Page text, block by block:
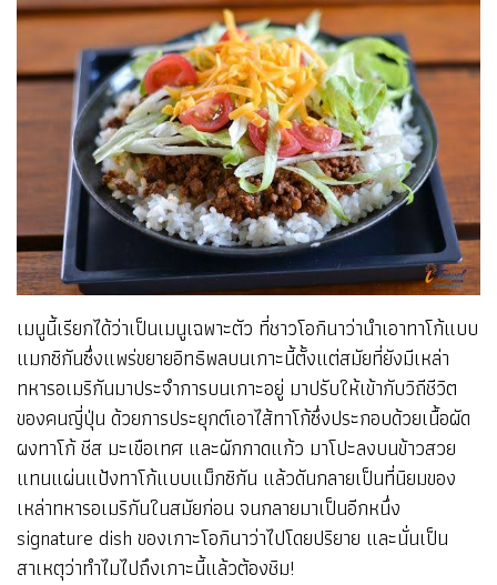
เมนูนี้เรียกได้ว่าเป็นเมนูเฉพาะตัว ที่ชาวโอกินาว่านำเอาทาโก้แบบ
แมกซิกันซึ่งแพร่ขยายอิทธิพลบนเกาะนี้ตั้งแต่สมัยที่ยังมีเหล่า
ทหารอเมริกันมาประจำการบนเกาะอยู่ มาปรับให้เข้ากับวิถีชีวิต
ของคนญี่ปุ่น ด้วยการประยุกต์เอาไส้ทาโก้ซึ่งประกอบด้วยเนื้อผัด
ผงทาโก้ ชีส มะเขือเทศ และผักกาดแก้ว มาโปะลงบนข้าวสวย
แทนแผ่นแป้งทาโก้แบบแม็กซิกัน แล้วดันกลายเป็นที่นิยมของ
เหล่าทหารอเมริกันในสมัยก่อน จนกลายมาเป็นอีกหนึ่ง
signature dish ของเกาะโอกินาว่าไปโดยปริยาย และนั่นเป็น
สาเหตุว่าทำไมไปถึงเกาะนี้แล้วต้องชิม!